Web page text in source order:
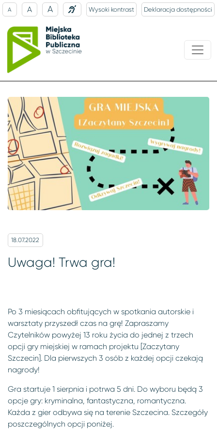
A A A Wysoki kontrast Deklaracja dostępności
Uwaga! Trwa gra!
18.07.2022
Po 3 miesiącach obfitujących w spotkania autorskie i
warsztaty przyszedł czas na grę! Zapraszamy
Czytelników powyżej 13 roku życia do jednej z trzech
opcji gry miejskiej w ramach projektu [Zaczytany
Szczecin]. Dla pierwszych 3 osób z każdej opcji czekają
nagrody!
Gra startuje 1 sierpnia i potrwa 5 dni. Do wyboru będą 3
opcje gry: kryminalna, fantastyczna, romantyczna.
Każda z gier odbywa się na terenie Szczecina. Szczegóły
poszczególnych opcji poniżej.